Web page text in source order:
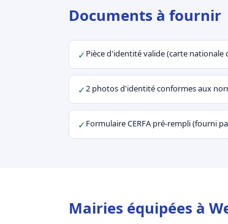
Documents à fournir
✓ Pièce d'identité valide (carte
✓2 photos d'identité conformes aux
✓ Formulaire CERFA pré-rempli (fourni
Mairies équipées à